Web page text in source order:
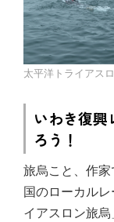
太平洋トライアス
いわき復
ろう！
旅烏こと、作
国のローカル
イアスロン旅